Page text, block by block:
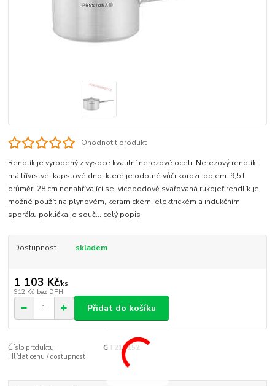
Ohodnotit produkt
Rendlík je vyrobený z vysoce kvalitní nerezové oceli. Nerezový rendlík
má třívrstvé, kapslové dno, které je odolné vůči korozi. objem: 9,5 l
průměr: 28 cm nenahřívající se, vícebodově svařovaná rukojeť rendlík je
možné použít na plynovém, keramickém, elektrickém a indukčním
sporáku poklička je souč... celý popis
Dostupnost skladem
1 103 Kč/ks
912 Kč bez DPH
Přidat do košíku
Číslo produktu:
GT210152
Hlídat cenu / dostupnost